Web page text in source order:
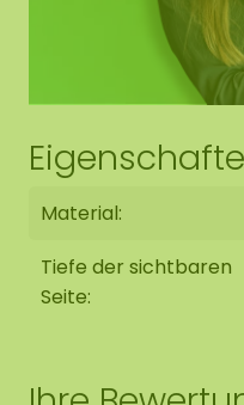
Material:
Tiefe der sichtbaren
Seite: